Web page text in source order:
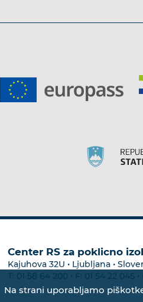
Na strani uporabljamo
Center RS za poklicno
Kajuhova 32U • Ljubljana •
T: 01 58 64 200 • F: 01 54 22 045